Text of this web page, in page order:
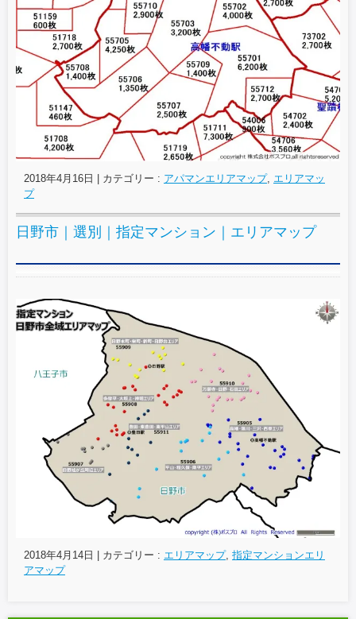
2018年4月16日 カテゴリー : アパマンエリアマップ, エリアマッ
プ
日野市｜選別｜指定マンション｜エリアマップ
2018年4月14日 カテゴリー : エリアマップ, 指定マンションエリ
アマップ